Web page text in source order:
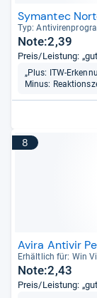
Symantec
Typ:
Note:2,39
Preis/Leistung:
„Plus: ITW-
Minus:
8
Avira Antivir
Erhält­lich für: Win
Note:2,43
Preis/Leistung: